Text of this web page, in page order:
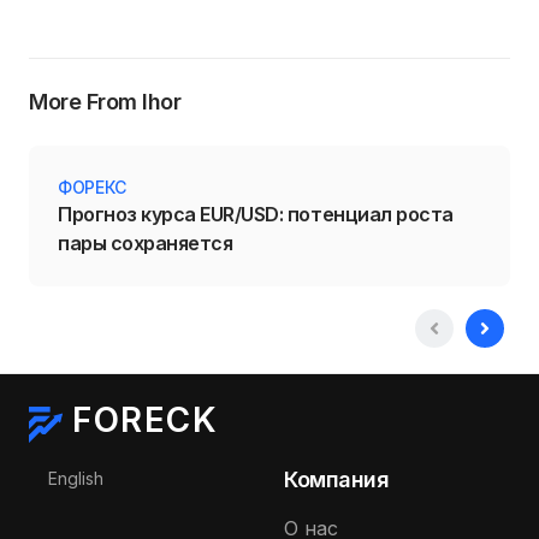
More From Ihor
ФОРЕКС
Прогноз курса EUR/USD: потенциал роста
пары сохраняется
FORECK
Выберите язык
English Компания
О нас